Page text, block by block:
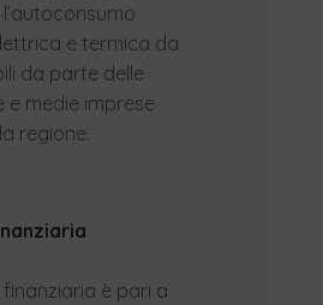
e termica da
da parte delle
e medie imprese
regione.
è pari a